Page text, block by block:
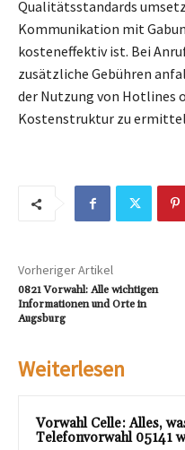
Qualitätsstandards
Kommunikation mit
kosteneffektiv ist. Bei
zusätzliche Gebühren
der Nutzung von Hotlines
Kostenstruktur zu
Vorheriger Artikel
0821 Vorwahl: Alle wichtigen
Informationen und Orte in
Augsburg
Weiterlesen
Vorwahl Celle: Alles,
Telefonvorwahl 05141